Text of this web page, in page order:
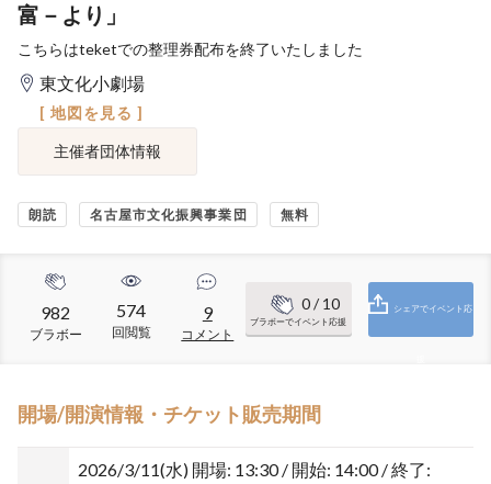
富－より」
こちらはteketでの整理券配布を終了いたしました
東文化小劇場
[ 地図を見る ]
主催者団体情報
朗読 名古屋市文化振興事業団 無料
982
ブラボー
574
回閲覧
9
コメント
0/ 10
ブラボーでイベント応援
シェアでイベント応
開場/開演情報・チケット販売期間
2026/3/11(水) 開場: 13:30 / 開始: 14:00 / 終了: